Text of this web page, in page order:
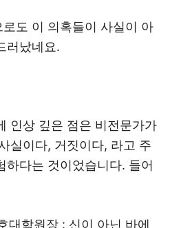
도 이 의혹들이 사실이 아
러났네요.
인상 깊은 점은 비전문가가
실이다, 거짓이다, 라고 주
하다는 것이었습니다. 들어
대학원장 : 신이 아닌 바에